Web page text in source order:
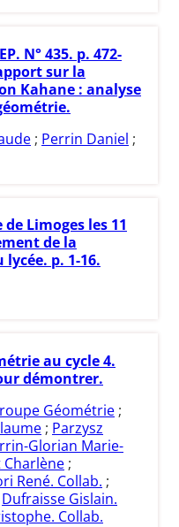
N° 435. p. 472-
sur la
Kahane : analyse
; Perrin Daniel ;
Limoges les 11
de la
p. 1-16.
au cycle 4.
démontrer.
Géométrie ;
; Parzysz
Glorian Marie-
Charlène ;
René. Collab. ;
Dufraisse Gislain.
Collab.